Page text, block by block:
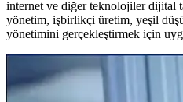
internet ve diğer teknolojiler dijital
yönetim, işbirlikçi üretim, yeşil
yönetimini gerçekleştirmek için